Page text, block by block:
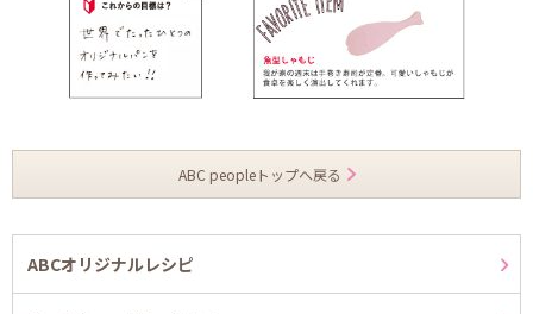
ABC peopleトップへ戻る
ABCオリジナルレシピ